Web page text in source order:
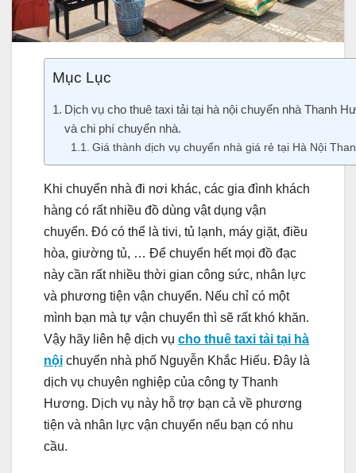
Mục Lục
Dịch vụ cho thuê taxi tải tại hà nội chuyển nhà Thanh
và chi phí chuyển nhà.
Giá thành dịch vụ chuyển nhà giá rẻ tại Hà Nội
Khi chuyển nhà đi nơi khác, các gia đình khách
hàng có rất nhiều đồ dùng vật dụng vận
chuyển. Đó có thể là tivi, tủ lạnh, máy giặt, điều
hòa, giường tủ, … Để chuyển hết mọi đồ đạc
này cần rất nhiều thời gian công sức, nhân lực
và phương tiện vận chuyển. Nếu chỉ có một
mình bạn mà tự vận chuyển thì sẽ rất khó khăn.
Vậy hãy liên hệ dịch vụ cho thuê taxi tải tại hà
nội chuyển nhà phố Nguyễn Khắc Hiếu. Đây là
dịch vụ chuyên nghiệp của công ty Thanh
Hương. Dịch vụ này hỗ trợ bạn cả về phương
tiện và nhân lực vận chuyển nếu bạn có nhu
cầu.